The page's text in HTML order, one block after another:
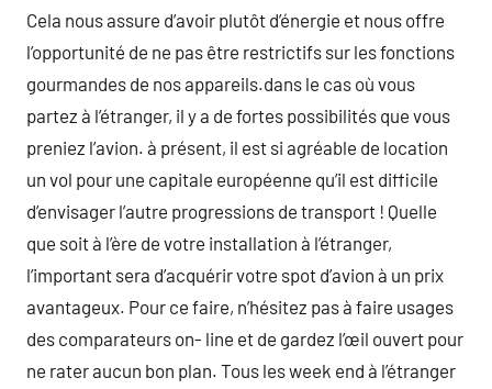
Cela nous assure d’avoir plutôt d’énergie et nous offre
l’opportunité de ne pas être restrictifs sur les fonctions
gourmandes de nos appareils.dans le cas où vous
partez à l’étranger, il y a de fortes possibilités que vous
preniez l’avion. à présent, il est si agréable de location
un vol pour une capitale européenne qu’il est difficile
d’envisager l’autre progressions de transport ! Quelle
que soit à l’ère de votre installation à l’étranger,
l’important sera d’acquérir votre spot d’avion à un prix
avantageux. Pour ce faire, n’hésitez pas à faire usages
des comparateurs on- line et de gardez l’œil ouvert pour
ne rater aucun bon plan. Tous les week end à l’étranger